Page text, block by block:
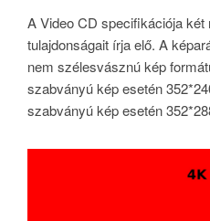
A Video CD specifikációja
tulajdonságait írja elő. A
nem szélesvásznú kép
szabványú kép esetén
szabványú kép esetén